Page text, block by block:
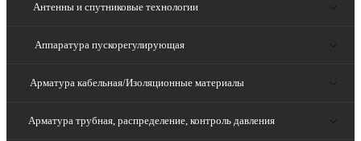
Антенны и спутниковые технологии
Аппаратура пускорегулирующая
Арматура кабельная/Изоляционные материалы
Арматура трубная, распределение, контроль давления